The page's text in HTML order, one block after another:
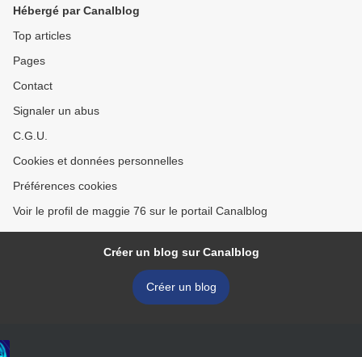
Hébergé par Canalblog
Top articles
Pages
Contact
Signaler un abus
C.G.U.
Cookies et données personnelles
Préférences cookies
Voir le profil de maggie 76 sur le portail Canalblog
Créer un blog sur Canalblog
Créer un blog